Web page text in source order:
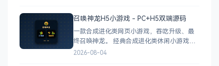
建。 核心功能 会员系统：自定义价格、会
员等级 分销系统：代理商机制、佣金
召唤神龙H5小游戏 - PC+H5双端源码
一款合成进化类网页小游戏，吞吃升级、最
终召唤神龙。 经典合成进化类休闲小游戏，
双版本可选：正常版挑战通关、无敌版轻松
2026-08-04